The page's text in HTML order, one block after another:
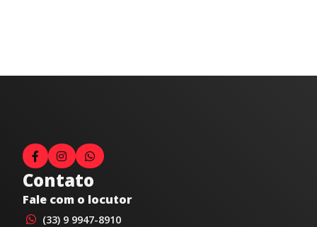
Contato
Fale com o locutor
(33) 9 9947-8910